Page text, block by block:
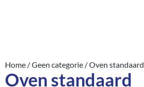
Home /Geen categorie / Oven standaard
Oven standaard